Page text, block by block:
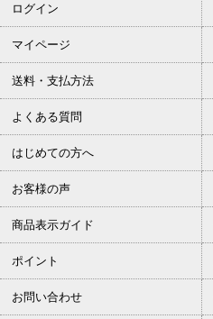
ログイン
マイページ
送料・支払方法
よくある質問
はじめての方へ
お客様の声
商品表示ガイド
ポイント
お問い合わせ